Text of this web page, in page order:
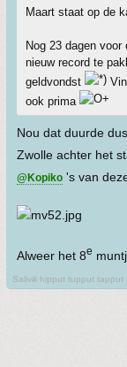
Maart staat op de
Nog 23 dagen
nieuw record te
geldvondst
ook prima
Nou dat duurde
Zwolle achter het
@Kopiko 's van
Alweer het 8e
Salivili hipput tupput tapput